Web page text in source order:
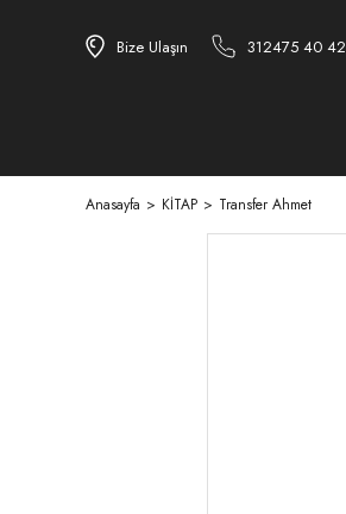
Bize Ulaşın 312475 40 42
Anasayfa KİTAP Transfer Ahmet